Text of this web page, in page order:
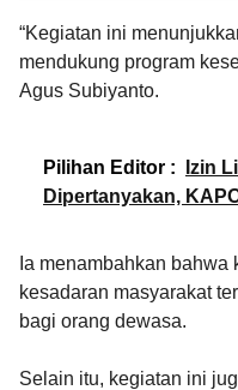
“Kegiatan ini
mendukung program
Agus Subiyanto.
Pilihan Editor :
Izin
Dipertanyakan,
Ia menambahkan
kesadaran masyarakat
bagi orang dewasa.
Selain itu, kegiatan ini